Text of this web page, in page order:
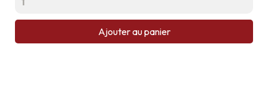
Ajouter au panier